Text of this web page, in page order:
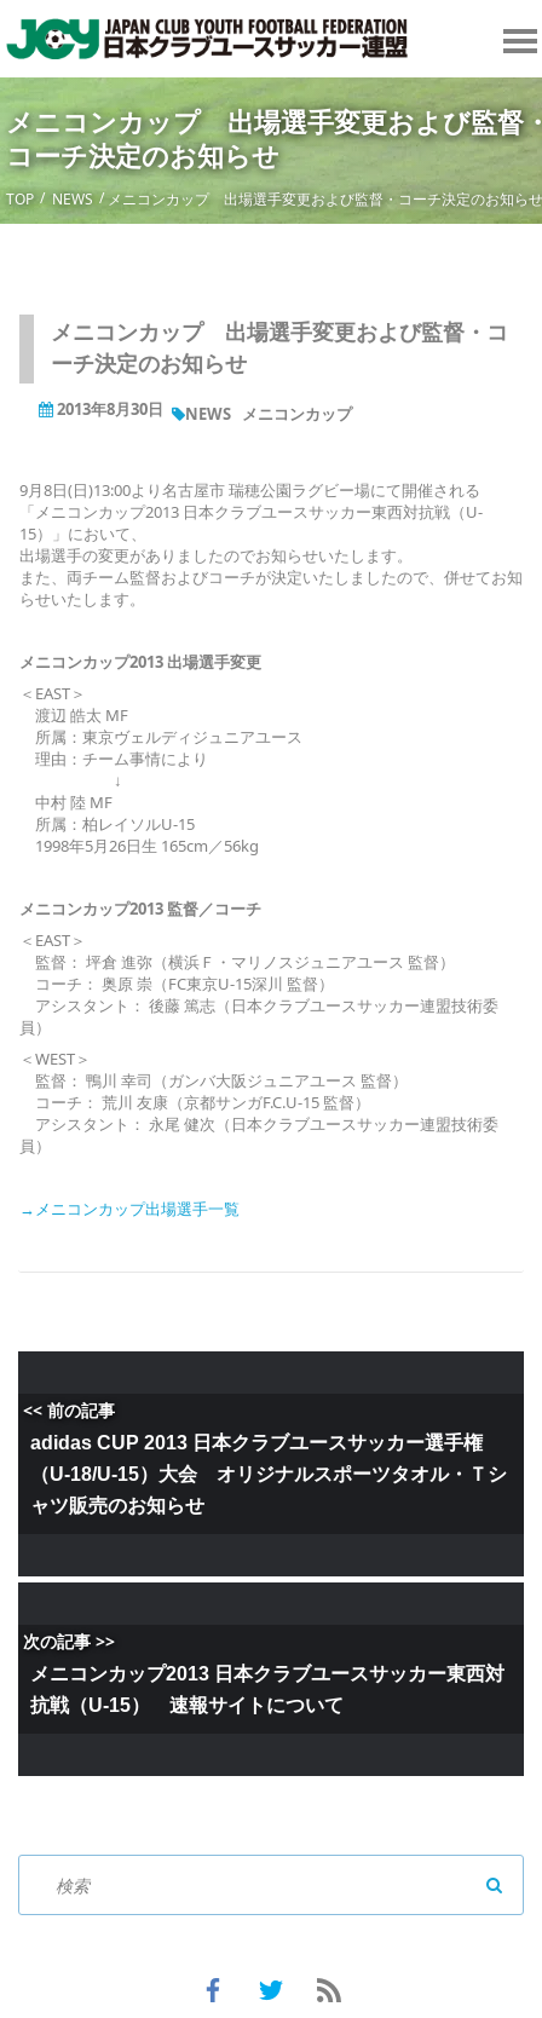
メニコンカップ 出場選手変更および監督
コーチ決定のお知らせ
TOP NEWS メニコンカップ 出場選手変更および監督・コーチ決定のお知らせ
メニコンカップ 出場選手変更および監督・コ
ーチ決定のお知らせ
2013年8月30日 NEWS メニコンカップ
9月8日(日)13:00より名古屋市 瑞穂公園ラグビー場にて開催される
「メニコンカップ2013 日本クラブユースサッカー東西対抗戦（U-
15）」において、
出場選手の変更がありましたのでお知らせいたします。
また、両チーム監督およびコーチが決定いたしましたので、併せてお知
らせいたします。
メニコンカップ2013 出場選手変更
＜EAST＞
渡辺 皓太 MF
所属：東京ヴェルディジュニアユース
理由：チーム事情により
↓
中村 陸 MF
所属：柏レイソルU-15
1998年5月26日生 165cm／56kg
メニコンカップ2013 監督／コーチ
＜EAST＞
監督： 坪倉 進弥（横浜Ｆ・マリノスジュニアユース 監督）
コーチ： 奥原 崇（FC東京U-15深川 監督）
アシスタント： 後藤 篤志（日本クラブユースサッカー連盟技術委
員）
＜WEST＞
監督： 鴨川 幸司（ガンバ大阪ジュニアユース 監督）
コーチ： 荒川 友康（京都サンガF.C.U-15 監督）
アシスタント： 永尾 健次（日本クラブユースサッカー連盟技術委
員）
→メニコンカップ出場選手一覧
<< 前の記事
adidas CUP 2013 日本クラブユースサッカー選手権
（U-18/U-15）大会 オリジナルスポーツタオル・Ｔシ
ャツ販売のお知らせ
次の記事 >>
メニコンカップ2013 日本クラブユースサッカー東西対
抗戦（U-15） 速報サイトについて